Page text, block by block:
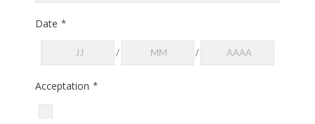
Date *
/ /
Acceptation *